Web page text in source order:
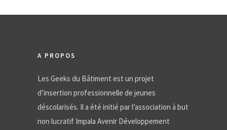
A PROPOS
Les Geeks du Bâtiment est un projet
d’insertion professionnelle de jeunes
déscolarisés. Il a été initié par l’association à but
non lucratif Impala Avenir Développement